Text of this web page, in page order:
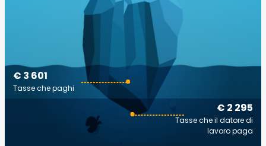
€ 2 295
Tasse che il datore di
lavoro paga
€ 3 601
Tasse che paghi